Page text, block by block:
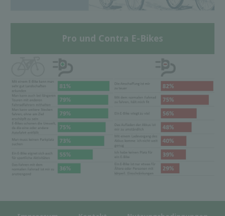
Pro und Contra E-Bikes